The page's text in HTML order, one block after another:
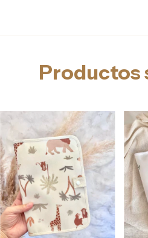
Productos